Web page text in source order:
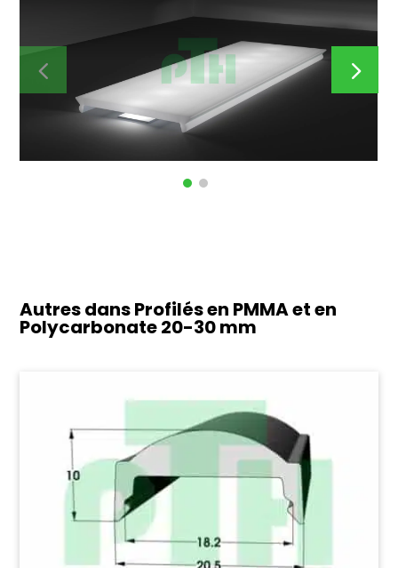
Autres dans Profilés en PMMA et en
Polycarbonate20-30 mm